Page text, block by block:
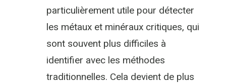
particulièrement utile pour détecter
les métaux et minéraux critiques, qui
sont souvent plus difficiles à
identifier avec les méthodes
traditionnelles. Cela devient de plus